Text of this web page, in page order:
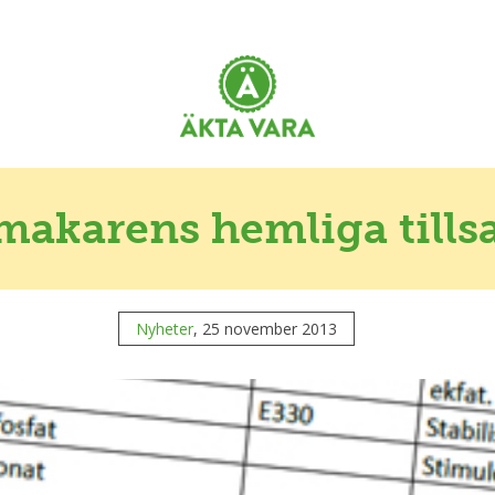
hemliga
Nyheter, 25 november 2013